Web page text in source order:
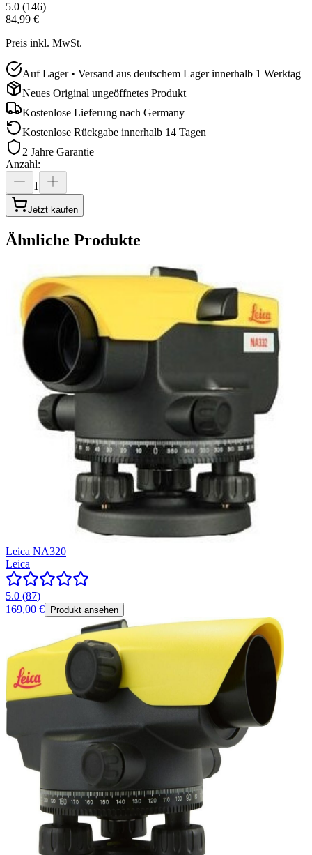
5.0 (146)
84,99 €
Preis inkl. MwSt.
Auf Lager • Versand aus deutschem Lager innerhalb 1 Werktag
Neues Original ungeöffnetes Produkt
Kostenlose Lieferung nach Germany
Kostenlose Rückgabe innerhalb 14 Tagen
2 Jahre Garantie
Anzahl:
1
Jetzt kaufen
Ähnliche Produkte
Leica NA320
Leica
5.0 (87)
169,00 €
Produkt ansehen